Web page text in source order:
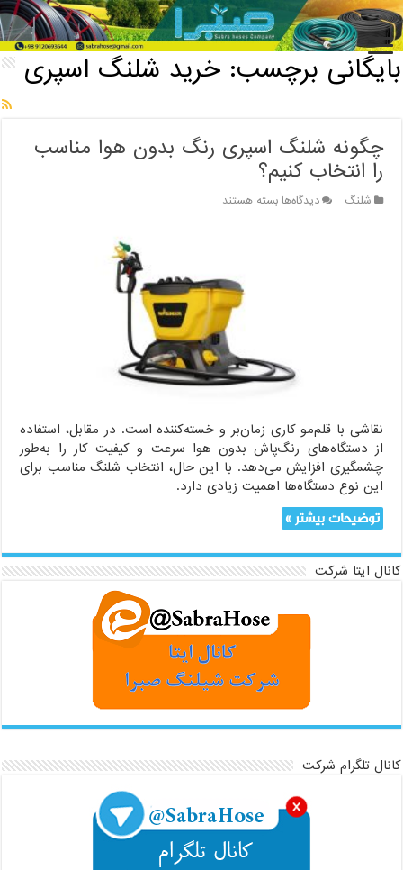
خانه / بایگانی برچسب: خرید شلنگ اسپری
بایگانی برچسب:خرید شلنگ اسپری
چگونه شلنگ اسپری رنگ بدون هوا مناسب
را انتخاب کنیم؟
شلنگ دیدگاه‌هابرای
کنیم؟
بسته هستند
نقاشی با قلم‌مو کاری زمان‌بر و خسته‌کننده است. در مقابل، استفاده
از دستگاه‌های رنگ‌پاش بدون هوا سرعت و کیفیت کار را به‌طور
چشمگیری افزایش می‌دهد. با این حال، انتخاب شلنگ مناسب برای
این نوع دستگاه‌ها اهمیت زیادی دارد.
توضیحات بیشتر »
کانال ایتا شرکت
کانال تلگرام شرکت